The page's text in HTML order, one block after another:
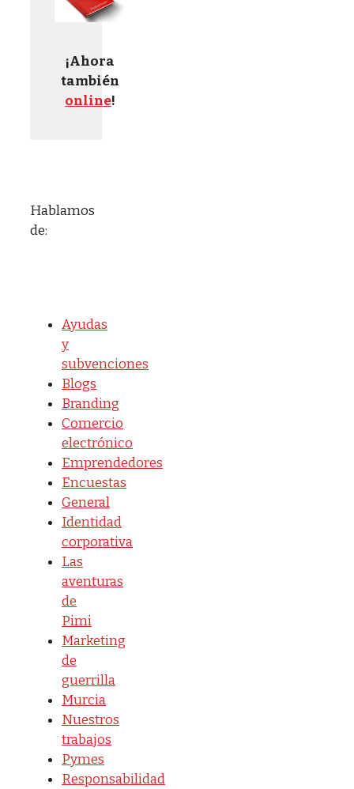
¡Ahora
también
online!
Hablamos
de:
Ayudas
y
subvenciones
Blogs
Branding
Comercio
electrónico
Emprendedores
Encuestas
General
Identidad
corporativa
Las
aventuras
de
Pimi
Marketing
de
guerrilla
Murcia
Nuestros
trabajos
Pymes
Responsabilidad